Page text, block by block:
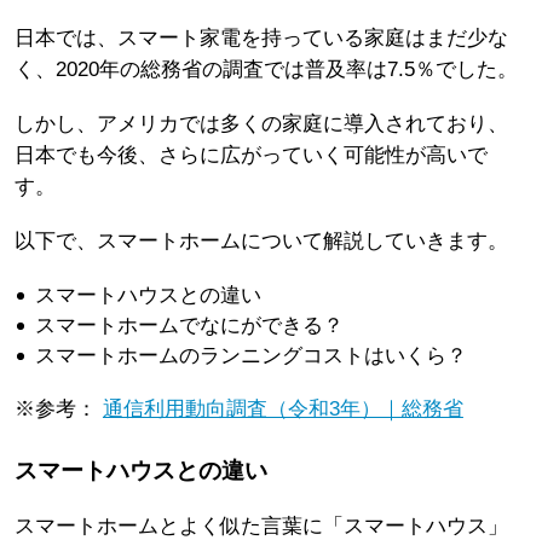
日本では、スマート家電を持っている家庭はまだ少な
く、2020年の総務省の調査では普及率は7.5％でした。
しかし、アメリカでは多くの家庭に導入されており、
日本でも今後、さらに広がっていく可能性が高いで
す。
以下で、スマートホームについて解説していきます。
スマートハウスとの違い
スマートホームでなにができる？
スマートホームのランニングコストはいくら？
※参考： 通信利用動向調査（令和3年）｜総務省
スマートハウスとの違い
スマートホームとよく似た言葉に「スマートハウス」